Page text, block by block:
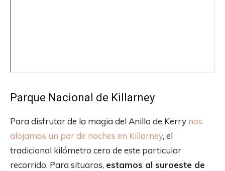
Parque Nacional de Killarney
Para disfrutar de la magia del Anillo de Kerry nos
alojamos un par de noches en Killarney, el
tradicional kilómetro cero de este particular
recorrido. Para situaros, estamos al suroeste de